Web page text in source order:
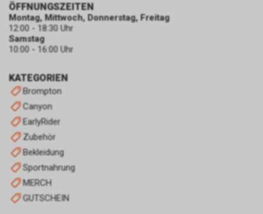
KATEGORIEN
Brompton
Canyon
EarlyRider
Zubehör
Bekleidung
Sportnahrung
MERCH
GUTSCHEIN
ÖFFNUNGSZEITEN
Montag, Mittwoch, Donnerstag, Freitag
12:00 - 18:30 Uhr
Samstag
10:00 - 16:00 Uhr